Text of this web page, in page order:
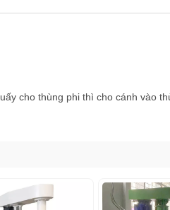
cho thùng phi thì cho cánh vào